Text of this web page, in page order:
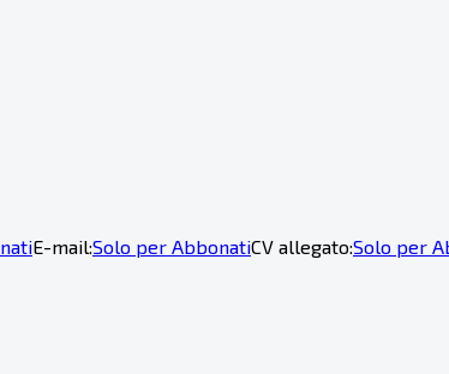
E-mail:Solo per AbbonatiCV allegato:Solo per